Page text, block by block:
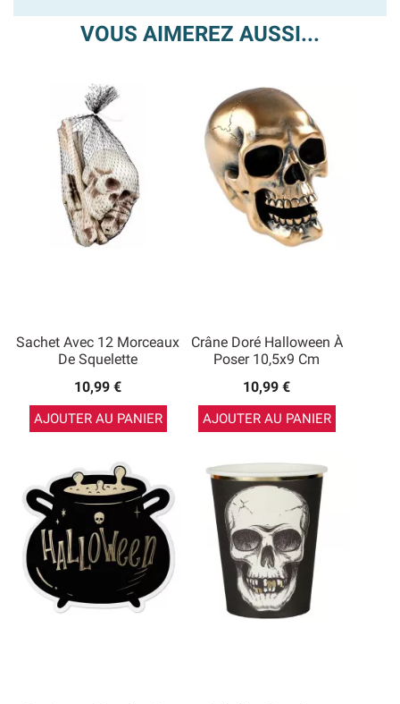
VOUS AIMEREZ AUSSI...
Sachet Avec 12 Morceaux
De Squelette
10,99 €
AJOUTER AU PANIER
Crâne Doré Halloween À
Poser 10,5x9 Cm
10,99 €
AJOUTER AU PANIER